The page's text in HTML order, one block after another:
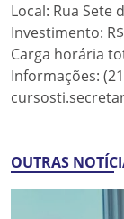
Local: Rua Sete
Investimento:
Carga horária
Informações:
OUTRAS